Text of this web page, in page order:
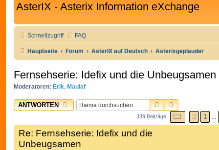
AsterIX - Asterix Information eXchange
Schnellzugriff FAQ
Hauptseite Forum AsterIX auf Deutsch Asterixgeplauder
Fernsehserie: Idefix und die Unbeugsamen
Moderatoren: Erik, Maulaf
ANTWORTEN SUCHEERWEITERTE
339 Beiträge SEITE 12
1
Re: Fernsehserie: Idefix und die
Unbeugsamen